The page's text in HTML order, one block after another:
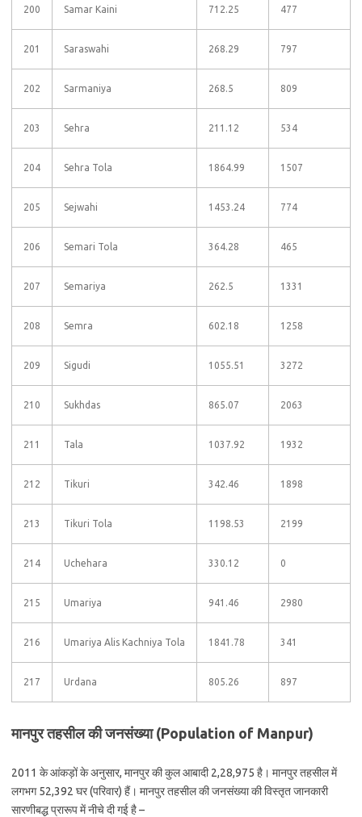
200 Samar Kaini 712.25 477
201 Saraswahi 268.29 797
202 Sarmaniya 268.5 809
203 Sehra 211.12 534
204 Sehra Tola 1864.99 1507
205 Sejwahi 1453.24 774
206 Semari Tola 364.28 465
207 Semariya 262.5 1331
208 Semra 602.18 1258
209 Sigudi 1055.51 3272
210 Sukhdas 865.07 2063
211 Tala 1037.92 1932
212 Tikuri 342.46 1898
213 Tikuri Tola 1198.53 2199
214 Uchehara 330.12 0
215 Umariya 941.46 2980
216 Umariya Alis Kachniya Tola 1841.78 341
217 Urdana 805.26 897
मानपुर तहसील की जनसंख्या (Population of Manpur)
2011 के आंकड़ों के अनुसार, मानपुर की कुल आबादी 2,28,975 है। मानपुर तहसील में
लगभग 52,392 घर (परिवार) हैं। मानपुर तहसील की जनसंख्या की विस्तृत जानकारी
सारणीबद्ध प्रारूप में नीचे दी गई है –